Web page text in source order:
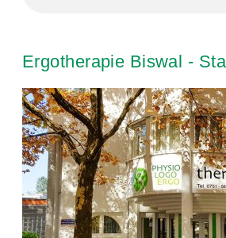
Ergotherapie Biswal -